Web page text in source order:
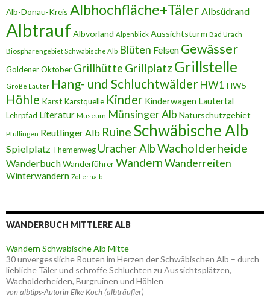
Alb-Donau-Kreis Albhochfläche+Täler Albsüdrand
Albtrauf Albvorland Alpenblick Aussichtsturm Bad Urach
Biosphärengebiet Schwäbische Alb Blüten Felsen Gewässer
Goldener Oktober Grillhütte Grillplatz Grillstelle
Große Lauter Hang- und SchluchtwälderHW1 HW5
Höhle Karst Karstquelle Kinder Kinderwagen Lautertal
Lehrpfad Literatur Museum Münsinger Alb Naturschutzgebiet
Pfullingen Reutlinger Alb Ruine Schwäbische Alb
Spielplatz Themenweg Uracher AlbWacholderheide
WanderbuchWanderführerWandernWanderreiten
Winterwandern Zollernalb
WANDERBUCH MITTLERE ALB
Wandern Schwäbische Alb Mitte
30 unvergessliche Routen im Herzen der Schwäbischen Alb – durch
liebliche Täler und schroffe Schluchten zu Aussichtsplätzen,
Wacholderheiden, Burgruinen und Höhlen
von albtips-Autorin Elke Koch (albträufler)